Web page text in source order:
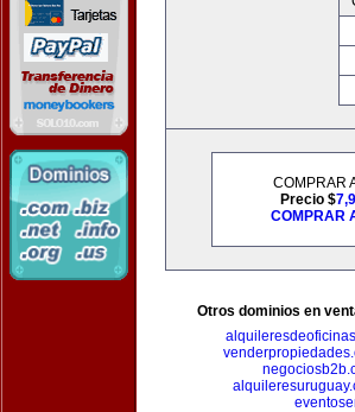
COMPRAR
Precio $
COMPRAR
Otros dominios en